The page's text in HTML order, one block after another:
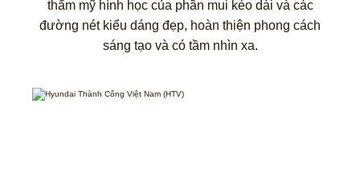
thẩm mỹ hình học của phần mui kéo dài và các
đường nét kiểu dáng đẹp, hoàn thiện phong cách
sáng tạo và có tầm nhìn xa.